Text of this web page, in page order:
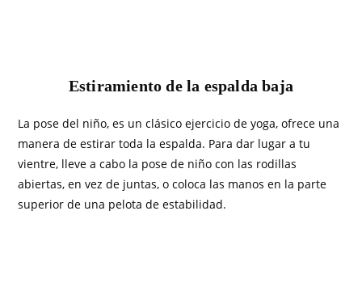
Estiramiento de la espalda baja
La pose del niño, es un clásico ejercicio de yoga, ofrece una
manera de estirar toda la espalda. Para dar lugar a tu
vientre, lleve a cabo la pose de niño con las rodillas
abiertas, en vez de juntas, o coloca las manos en la parte
superior de una pelota de estabilidad.